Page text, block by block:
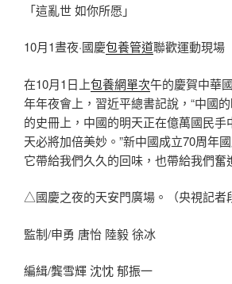
「這亂世 如你所愿」
10月1晝夜·國慶包養管道聯歡運動現場
在10月1日上包養網單次午的慶賀中華
年年夜會上，習近平總書記說，“中國
的史冊上，中國的明天正在億萬國民手
天必將加倍美妙。”新中國成立70周年
它帶給我們久久的回味，也帶給我們奮
△國慶之夜的天安門廣場。（央視記者
監制/申勇 唐怡 陸毅 徐冰
編緝/龔雪輝 沈忱 郁振一